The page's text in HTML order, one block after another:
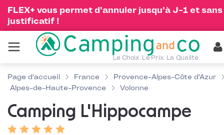
FLEX+ vous permet d'annuler jusqu'à J-1 et sans
justificatif !
Le Choix. Le Prix. La Qualité.
Page d'accueil France
Provence-Alpes-Côte d'Azur
Alpes-de-Haute-Provence
Volonne
Camping L'Hippocampe